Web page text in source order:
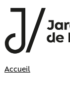
Skip
Accueil